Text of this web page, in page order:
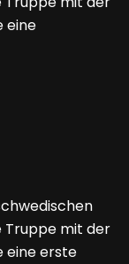
eine
Truppe mit der
eine erste